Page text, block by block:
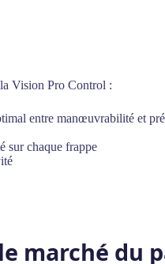
Vision Pro Control :
entre manœuvrabilité et
sur chaque frappe
marché du